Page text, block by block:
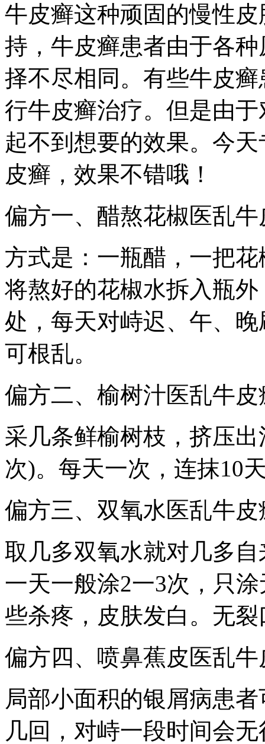
牛皮癣这种顽固的慢性
持，牛皮癣患者由于各
择不尽相同。有些牛皮
行牛皮癣治疗。但是由
起不到想要的效果。今
皮癣，效果不错哦！
偏方一、醋熬花椒医乱牛
方式是：一瓶醋，一把
将熬好的花椒水拆入瓶
处，每天对峙迟、午、
可根乱。
偏方二、榆树汁医乱牛皮
采几条鲜榆树枝，挤压
次)。每天一次，连抹10
偏方三、双氧水医乱牛皮
取几多双氧水就对几多
一天一般涂2一3次，只
些杀疼，皮肤发白。无
偏方四、喷鼻蕉皮医乱牛
局部小面积的银屑病患
几回，对峙一段时间会